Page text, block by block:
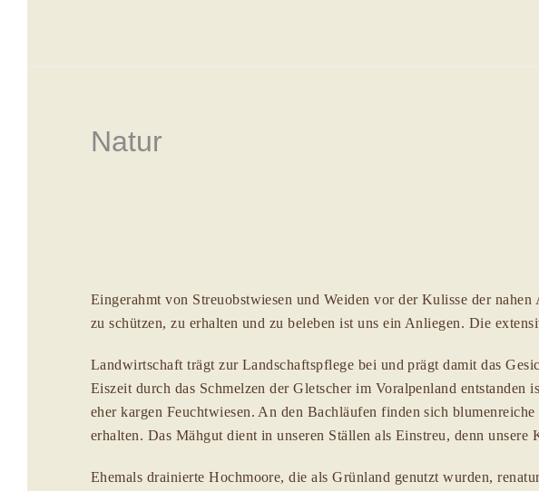
Natur
Eingerahmt von Streuobstwiesen und Weiden vor der Kulisse der
zu schützen, zu erhalten und zu beleben ist uns ein Anliegen. Die
Landwirtschaft trägt zur Landschaftspflege bei und prägt damit das
Eiszeit durch das Schmelzen der Gletscher im Voralpenland
eher kargen Feuchtwiesen. An den Bachläufen finden sich
erhalten. Das Mähgut dient in unseren Ställen als Einstreu, denn unsere
Ehemals drainierte Hochmoore, die als Grünland genutzt wurden,